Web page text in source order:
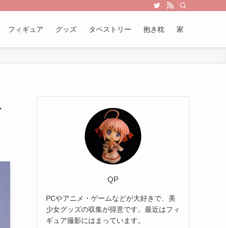
フィギュア グッズ タペストリー 抱き枕 家
QP
PCやアニメ・ゲームなどが大好きで、美
少女グッズの収集が得意です。最近はフィ
ギュア撮影にはまっています。